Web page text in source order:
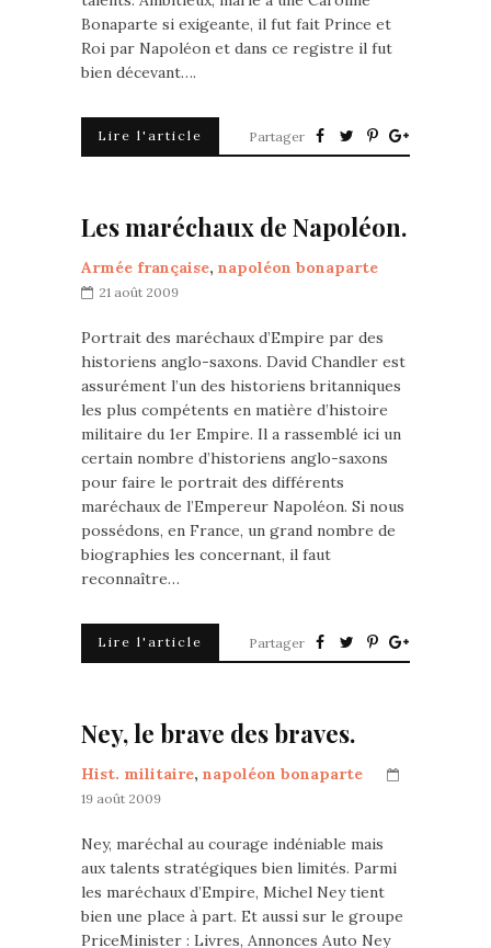
Bonaparte si exigeante, il fut fait Prince et
Roi par Napoléon et dans ce registre il fut
bien décevant….
Lire l'article Partager
Les maréchaux de Napoléon.
Armée française, napoléon bonaparte
21 août 2009
Portrait des maréchaux d’Empire par des
historiens anglo-saxons. David Chandler est
assurément l’un des historiens britanniques
les plus compétents en matière d’histoire
militaire du 1er Empire. Il a rassemblé ici un
certain nombre d’historiens anglo-saxons
pour faire le portrait des différents
maréchaux de l’Empereur Napoléon. Si nous
possédons, en France, un grand nombre de
biographies les concernant, il faut
reconnaître…
Lire l'article Partager
Ney, le brave des braves.
Hist. militaire, napoléon bonaparte
19 août 2009
Ney, maréchal au courage indéniable mais
aux talents stratégiques bien limités. Parmi
les maréchaux d’Empire, Michel Ney tient
bien une place à part. Et aussi sur le groupe
PriceMinister : Livres, Annonces Auto Ney